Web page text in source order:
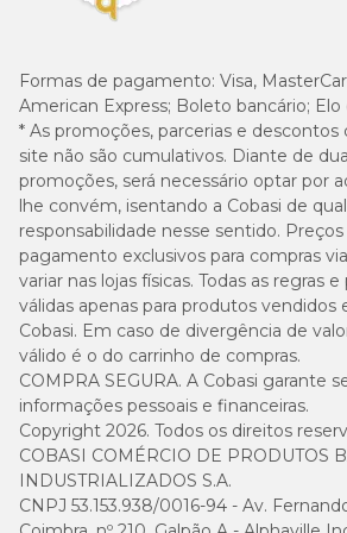
Rações light
Indicadas para controle de peso, as
densidade calórica e maior teor de
recomendadas para cães castrados,
tendência ao ganho de peso, pois
saciedade sem comprometer o
Ração para cachorro por porte
Oporte do cachorro influencia
necessidades nutricionais , o
energético e até a forma como o
Por isso, escolher uma ração
para cães de porte pequeno, médio ou
garantir uma alimentação mais segura,
adequada ao dia a dia do pet. Confira as
Ração para cães de porte pequeno
Formas de pagamento: Visa,
American Express; Boleto bancário; Elo
* As promoções, parcerias e
site não são cumulativos. Diante de
promoções, será necessário optar por
lhe convém, isentando a Cobasi de
responsabilidade nesse sentido.
pagamento exclusivos para compras
variar nas lojas físicas. Todas as regras
válidas apenas para produtos vendidos
Cobasi. Em caso de divergência de
válido é o do carrinho de compras.
COMPRA SEGURA. A Cobasi garante
informações pessoais e financeiras.
Copyright 2026. Todos os direitos
COBASI COMÉRCIO DE PRODUTOS
INDUSTRIALIZADOS S.A.
CNPJ 53.153.938/0016-94 - Av.